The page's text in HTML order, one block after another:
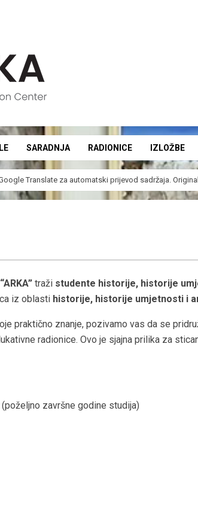
Secondary
Navigation
Menu
SARADNJA RADIONICE IZLOŽBE
Translateza automatski prijevod sadržaja.
traži studente historije, historije
iz oblasti historije, historije umjetnosti i
praktično znanje, pozivamo vas da se
radionice. Ovo je sjajna prilika za
završne godine studija)